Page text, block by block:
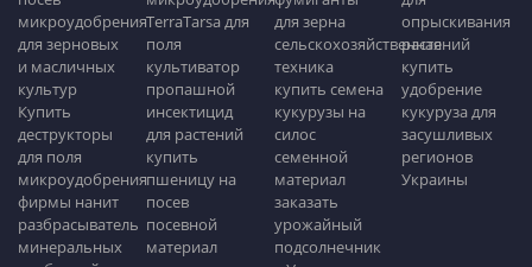
микроудобрения
для зерновых
и масличных
культур
Купить
деструкторы
для поля
микроудобрения
фирмы нанит
разбрасыватель
минеральных
TerraTarsa для
поля
культиватор
пропашной
инсектицид
для растений
купить
пшеницу на
посев
посевной
материал
для зерна
сельскохозяйственная
техника
купить семена
кукурузы на
силос
семенной
материал
заказать
урожайный
подсолнечник
опрыскивания
растений
купить
удобрение
кукуруза для
засушливых
регионов
Украины